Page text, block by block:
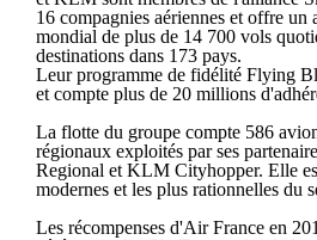
16 compagnies aériennes et offre un
mondial de plus de 14 700 vols
destinations dans 173 pays.
Leur programme de fidélité Flying
et compte plus de 20 millions
La flotte du groupe compte 586
régionaux exploités par ses
Regional et KLM Cityhopper. Elle
modernes et les plus rationnelles du
Les récompenses d'Air France en